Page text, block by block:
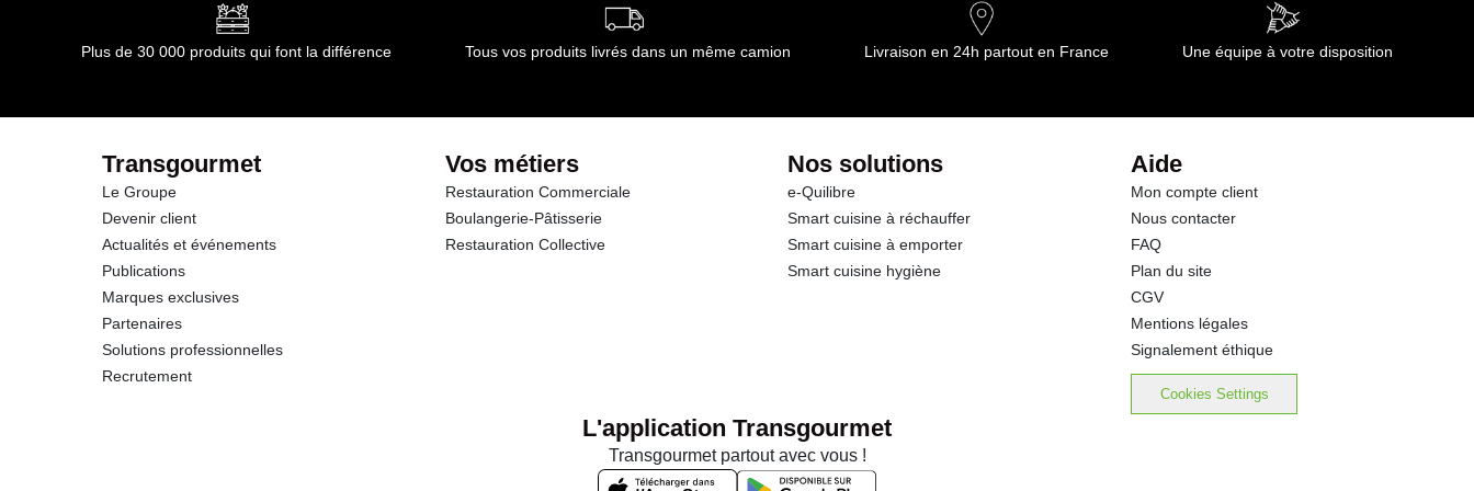
Protéines
Sel
Sodium
Plus de 30 000 produits qui font la différence Tous vos produits livrés dans un même camion Livraison en 24h partout en France Une équipe à votre disposition
Transgourmet
Le Groupe
Devenir client
Actualités et événements
Publications
Marques exclusives
Partenaires
Solutions professionnelles
Recrutement
Vos métiers
Restauration Commerciale
Boulangerie-Pâtisserie
Restauration Collective
Nos solutions
e-Quilibre
Smart cuisine à réchauffer
Smart cuisine à emporter
Smart cuisine hygiène
Aide
Mon compte client
Nous contacter
FAQ
Plan du site
CGV
Mentions légales
Signalement éthique
Cookies Settings
L'application Transgourmet
Transgourmet partout avec vous !